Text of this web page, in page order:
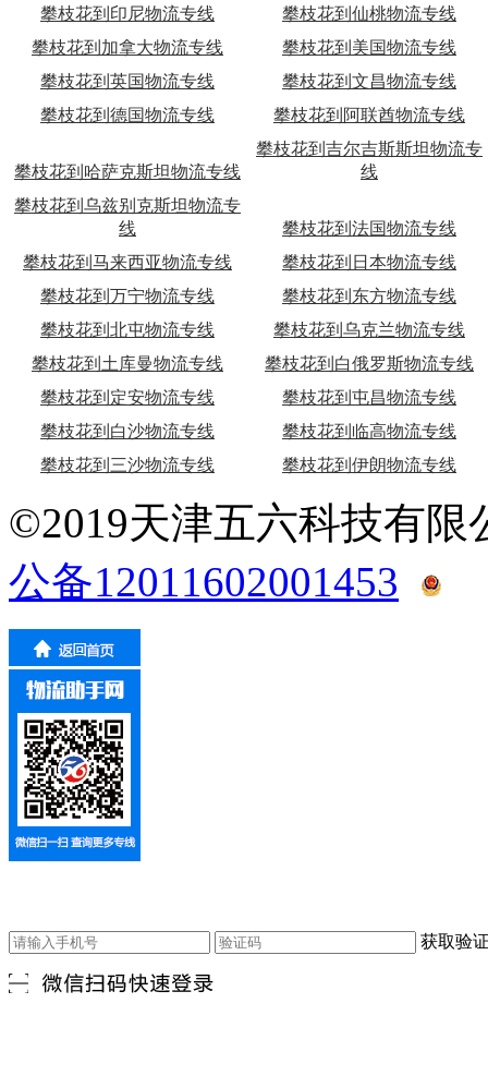
攀枝花到印尼物流专线
攀枝花到仙桃物流专线
攀枝花到加拿大物流专线
攀枝花到美国物流专线
攀枝花到英国物流专线
攀枝花到文昌物流专线
攀枝花到德国物流专线
攀枝花到阿联酋物流专线
攀枝花到哈萨克斯坦物流专线
攀枝花到吉尔吉斯斯坦物流专
线
攀枝花到乌兹别克斯坦物流专
线
攀枝花到法国物流专线
攀枝花到马来西亚物流专线
攀枝花到日本物流专线
攀枝花到万宁物流专线
攀枝花到东方物流专线
攀枝花到北屯物流专线
攀枝花到乌克兰物流专线
攀枝花到土库曼物流专线
攀枝花到白俄罗斯物流专线
攀枝花到定安物流专线
攀枝花到屯昌物流专线
攀枝花到白沙物流专线
攀枝花到临高物流专线
攀枝花到三沙物流专线
攀枝花到伊朗物流专线
©2019天津五六科技有
公备12011602001453
获取验